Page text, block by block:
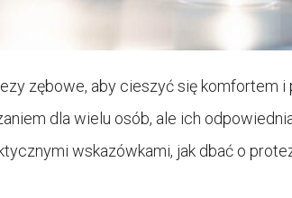
zębowe, aby cieszyć się komfortem
dla wielu osób, ale ich
wskazówkami, jak dbać o